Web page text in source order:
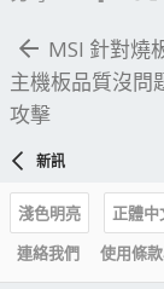
MSI 針對燒
主機板品質沒問
攻擊
新訊
淺色明亮
正體中
連絡我們
使用條